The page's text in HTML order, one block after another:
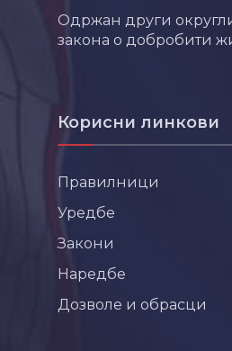
Одржан други
закона о добробити
Корисни линкови
Правилници
Уредбе
Закони
Наредбе
Дозволе и обрасци